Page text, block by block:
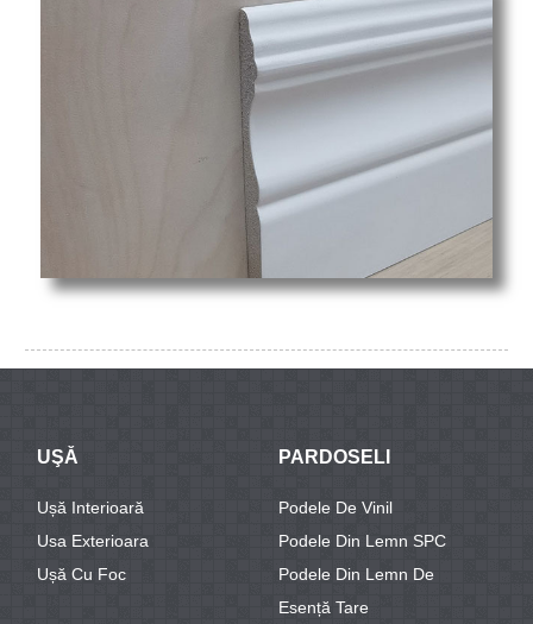
UŞĂ
Ușă Interioară
Usa Exterioara
Ușă Cu Foc
PARDOSELI
Podele De Vinil
Podele Din Lemn SPC
Podele Din Lemn De
Esență Tare